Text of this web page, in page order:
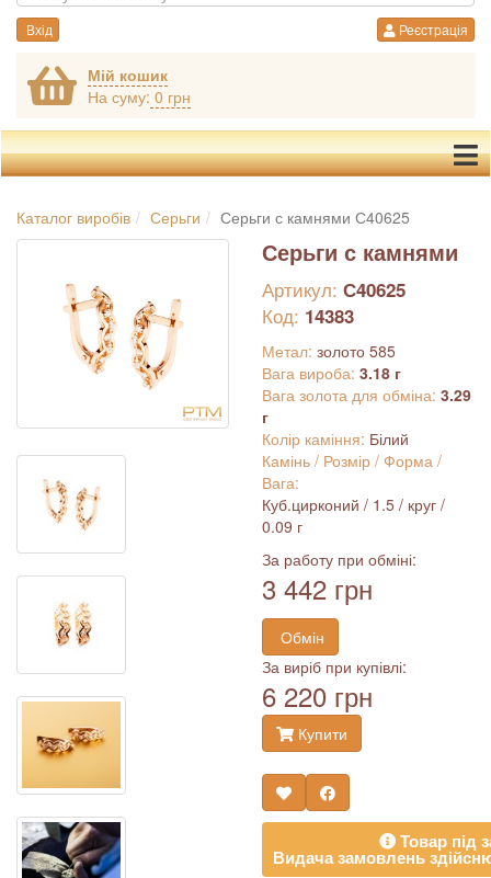
Вхід Реєстрація
Мій кошик
На суму: 0 грн
Каталог виробів Серьги Серьги с камнями С40625
Серьги с камнями
Артикул: С40625
Код: 14383
Метал: золото 585
Вага вироба: 3.18 г
Вага золота для обміна: 3.29
г
Колір каміння: Білий
Камінь / Розмір / Форма /
Вага:
Куб.цирконий / 1.5 / круг /
0.09 г
За работу при обміні:
3 442 грн
Обмін
За виріб при купівлі:
6 220 грн
Купити
Товар під
Видача замовлень